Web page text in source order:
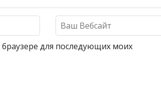
для последующих моих